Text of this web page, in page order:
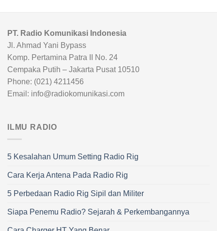
PT. Radio Komunikasi Indonesia
Jl. Ahmad Yani Bypass
Komp. Pertamina Patra II No. 24
Cempaka Putih – Jakarta Pusat 10510
Phone: (021) 4211456
Email: info@radiokomunikasi.com
ILMU RADIO
5 Kesalahan Umum Setting Radio Rig
Cara Kerja Antena Pada Radio Rig
5 Perbedaan Radio Rig Sipil dan Militer
Siapa Penemu Radio? Sejarah & Perkembangannya